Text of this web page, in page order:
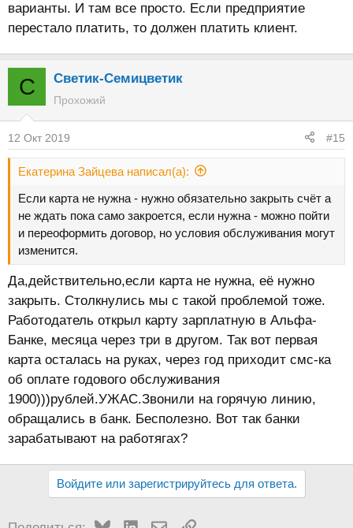
варианты. И там все просто. Если предприятие
перестало платить, то должен платить клиент.
С Светик-Семицветик
Прохожий
12 Окт 2019 #15
Екатерина Зайцева написал(а):
Если карта не нужна - нужно обязательно закрыть счёт а
не ждать пока само закроется, если нужна - можно пойти
и переоформить договор, но условия обслуживания могут
изменится.
Да,действительно,если карта не нужна, её нужно
закрыть. Столкнулись мы с такой проблемой тоже.
Работодатель открыл карту зарплатную в Альфа-
Банке, месяца через три в другом. Так вот первая
карта осталась на руках, через год приходит смс-ка
об оплате годового обслуживания
1900)))рублей.УЖАС.Звонили на горячую линию,
обращались в банк. Бесполезно. Вот так банки
зарабатывают на работягах?
Войдите или зарегистрируйтесь для ответа.